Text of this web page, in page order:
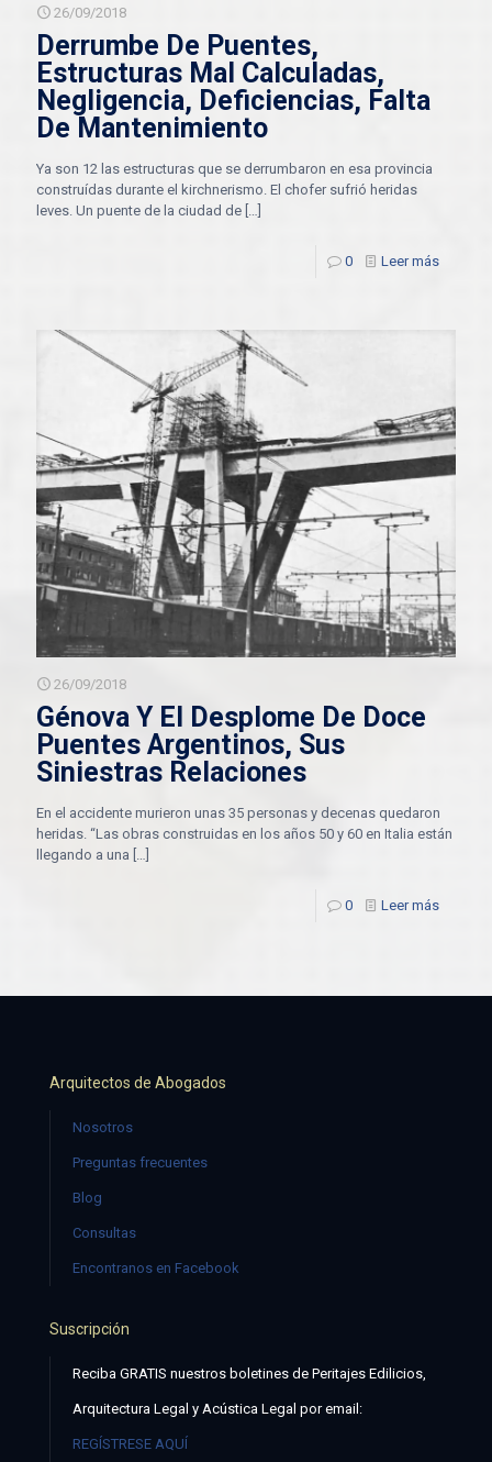
26/09/2018
Derrumbe De Puentes,
Estructuras Mal Calculadas,
Negligencia, Deficiencias, Falta
De Mantenimiento
Ya son 12 las estructuras que se derrumbaron en esa provincia
construídas durante el kirchnerismo. El chofer sufrió heridas
leves. Un puente de la ciudad de
0 Leer más
26/09/2018
Génova Y El Desplome De Doce
Puentes Argentinos, Sus
Siniestras Relaciones
En el accidente murieron unas 35 personas y decenas quedaron
heridas. “Las obras construidas en los años 50 y 60 en Italia están
llegando a una […]
0 Leer más
Arquitectos de Abogados
Nosotros
Preguntas frecuentes
Blog
Consultas
Encontranos en Facebook
Suscripción
Reciba GRATIS nuestros boletines de Peritajes Edilicios,
Arquitectura Legal y Acústica Legal por email:
REGÍSTRESE AQUÍ